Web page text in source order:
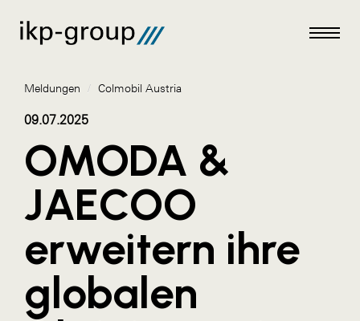
Meldungen
AKTUELLES
ALEX Krems
Amazon Web Services
Meldungen / Colmobil Austria
09.07.2025
OMODA &
JAECOO
erweitern ihre
globalen